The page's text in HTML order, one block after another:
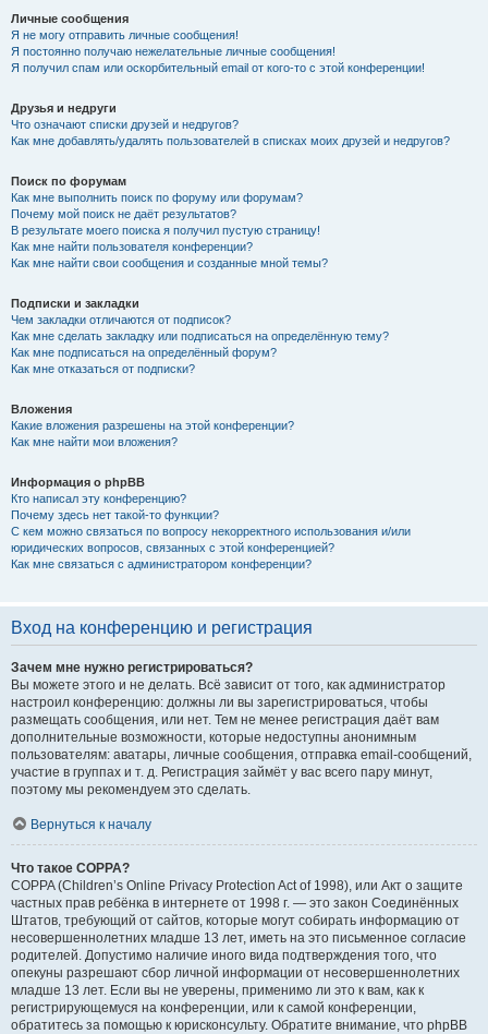
Личные сообщения
Я не могу отправить личные сообщения!
Я постоянно получаю нежелательные личные сообщения!
Я получил спам или оскорбительный email от кого-то с этой конференции!
Друзья и недруги
Что означают списки друзей и недругов?
Как мне добавлять/удалять пользователей в списках моих друзей и недругов?
Поиск по форумам
Как мне выполнить поиск по форуму или форумам?
Почему мой поиск не даёт результатов?
В результате моего поиска я получил пустую страницу!
Как мне найти пользователя конференции?
Как мне найти свои сообщения и созданные мной темы?
Подписки и закладки
Чем закладки отличаются от подписок?
Как мне сделать закладку или подписаться на определённую тему?
Как мне подписаться на определённый форум?
Как мне отказаться от подписки?
Вложения
Какие вложения разрешены на этой конференции?
Как мне найти мои вложения?
Информация о phpBB
Кто написал эту конференцию?
Почему здесь нет такой-то функции?
С кем можно связаться по вопросу некорректного использования и/или
юридических вопросов, связанных с этой конференцией?
Как мне связаться с администратором конференции?
Вход на конференцию и регистрация
Зачем мне нужно регистрироваться?
Вы можете этого и не делать. Всё зависит от того, как администратор
настроил конференцию: должны ли вы зарегистрироваться, чтобы
размещать сообщения, или нет. Тем не менее регистрация даёт вам
дополнительные возможности, которые недоступны анонимным
пользователям: аватары, личные сообщения, отправка email-сообщений,
участие в группах и т. д. Регистрация займёт у вас всего пару минут,
поэтому мы рекомендуем это сделать.
Вернуться к началу
Что такое COPPA?
COPPA (Children’s Online Privacy Protection Act of 1998), или Акт о защите
частных прав ребёнка в интернете от 1998 г. — это закон Соединённых
Штатов, требующий от сайтов, которые могут собирать информацию от
несовершеннолетних младше 13 лет, иметь на это письменное согласие
родителей. Допустимо наличие иного вида подтверждения того, что
опекуны разрешают сбор личной информации от несовершеннолетних
младше 13 лет. Если вы не уверены, применимо ли это к вам, как к
регистрирующемуся на конференции, или к самой конференции,
обратитесь за помощью к юрисконсульту. Обратите внимание, что phpBB